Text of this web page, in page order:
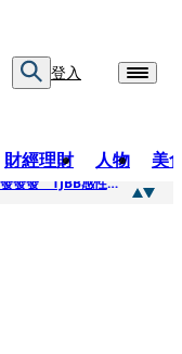
登入
財經理財 人物 美
AKIRA台北開唱「令和8年8月8日」中文喊發發發 TJBB感性喊「謝謝AKIRA桑」